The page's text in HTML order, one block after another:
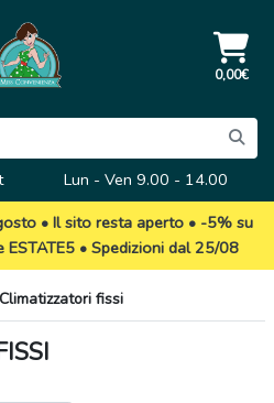
0,00€
Lun - Ven 9.00 - 14.00
• Il sito resta aperto • -5% su
• Spedizioni dal 25/08
Climatizzatori fissi